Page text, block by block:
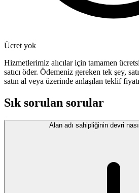
Ücret yok
Hizmetlerimiz alıcılar için tamamen
satıcı öder. Ödemeniz gereken tek şey,
satın al veya üzerinde anlaşılan teklif
Sık sorulan sorular
Alan adı sahipliğinin devri